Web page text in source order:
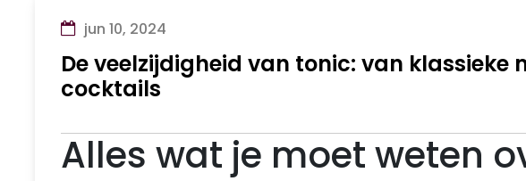
jun 10, 2024
De veelzijdigheid van tonic: van klassieke
cocktails
Alles wat je moet weten